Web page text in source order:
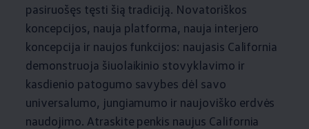
pasiruošęs tęsti šią tradiciją. Novatoriškos
koncepcijos, nauja platforma, nauja interjero
koncepcija ir naujos funkcijos: naujasis California
demonstruoja šiuolaikinio stovyklavimo ir
kasdienio patogumo savybes dėl savo
universalumo, jungiamumo ir naujoviško erdvės
naudojimo. Atraskite penkis naujus California